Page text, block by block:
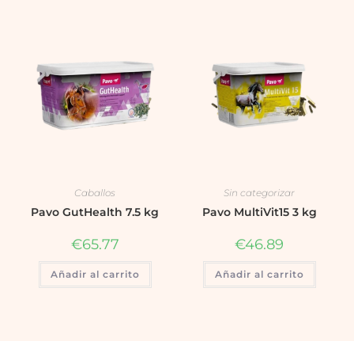
Caballos
Pavo GutHealth 7.5 kg
€65.77
Añadir al carrito
Sin categorizar
Pavo MultiVit15 3 kg
€46.89
Añadir al carrito